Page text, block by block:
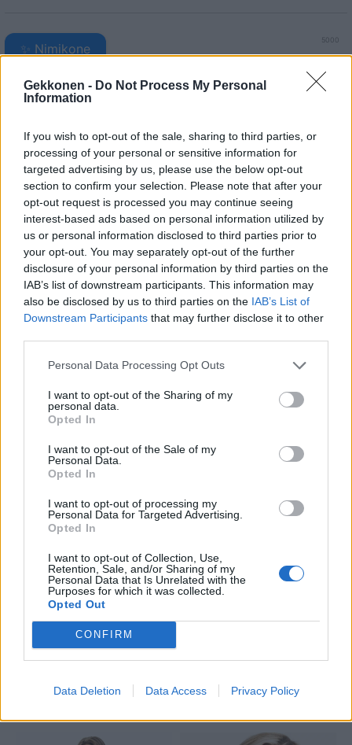
Gekkonen - Do Not Process My Personal
Information
If you wish to opt-out of the sale, sharing to third parties, or
processing of your personal or sensitive information for
targeted advertising by us, please use the below opt-out
section to confirm your selection. Please note that after your
opt-out request is processed you may continue seeing
interest-based ads based on personal information utilized by
us or personal information disclosed to third parties prior to
your opt-out. You may separately opt-out of the further
disclosure of your personal information by third parties on the
IAB’s list of downstream participants. This information may
also be disclosed by us to third parties on the IAB’s List of
Downstream Participants that may further disclose it to other
Personal Data Processing Opt Outs
I want to opt-out of the Sharing of my
personal data.
Opted In
I want to opt-out of the Sale of my
Personal Data.
Opted In
I want to opt-out of processing my
Personal Data for Targeted Advertising.
Opted In
I want to opt-out of Collection, Use,
Retention, Sale, and/or Sharing of my
Personal Data that Is Unrelated with the
Purposes for which it was collected.
Opted Out
CONFIRM
Data Deletion Data Access Privacy Policy
5000
✨ Nimikone
KOMMENTTIA